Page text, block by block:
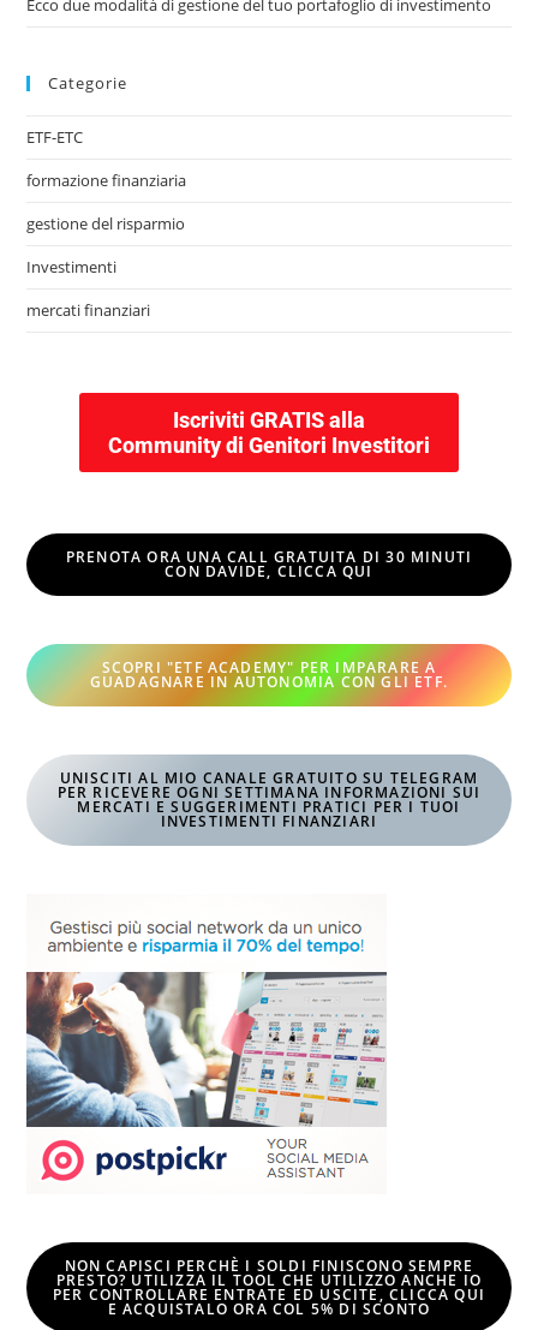
Ecco due modalità di gestione del tuo portafoglio di investimento
Categorie
ETF-ETC
formazione finanziaria
gestione del risparmio
Investimenti
mercati finanziari
Iscriviti GRATIS alla
Community di Genitori Investitori
PRENOTA ORA UNA CALL GRATUITA DI 30 MINUTI
CON DAVIDE, CLICCA QUI
SCOPRI "ETF ACADEMY" PER IMPARARE A
GUADAGNARE IN AUTONOMIA CON GLI ETF.
UNISCITI AL MIO CANALE GRATUITO SU TELEGRAM
PER RICEVERE OGNI SETTIMANA INFORMAZIONI SUI
MERCATI E SUGGERIMENTI PRATICI PER I TUOI
INVESTIMENTI FINANZIARI
NON CAPISCI PERCHÈ I SOLDI FINISCONO SEMPRE
PRESTO? UTILIZZA IL TOOL CHE UTILIZZO ANCHE IO
PER CONTROLLARE ENTRATE ED USCITE, CLICCA QUI
EACQUISTALO ORA COL 5% DI SCONTO